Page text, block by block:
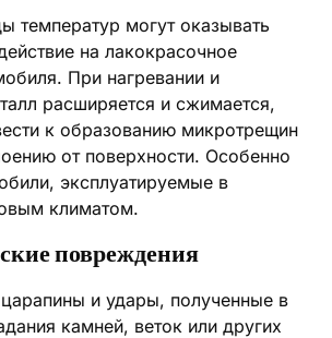
температур могут оказывать
на лакокрасочное
При нагревании и
расширяется и сжимается,
к образованию микротрещин
от поверхности. Особенно
эксплуатируемые в
климатом.
повреждения
и удары, полученные в
камней, веток или других